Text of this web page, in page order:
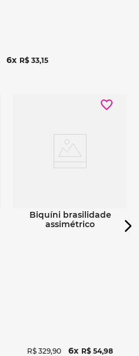
6 R$ 33,15
biquíni brasilidade
assimétrico
R$ 329,90 6 R$ 54,98